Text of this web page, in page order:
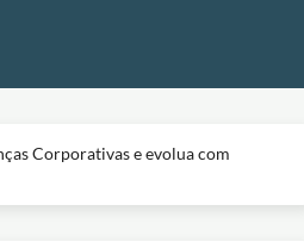
Corporativas e evolua com